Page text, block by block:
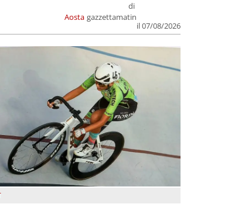
Aosta
di
gazzettamatin
il 07/08/2026